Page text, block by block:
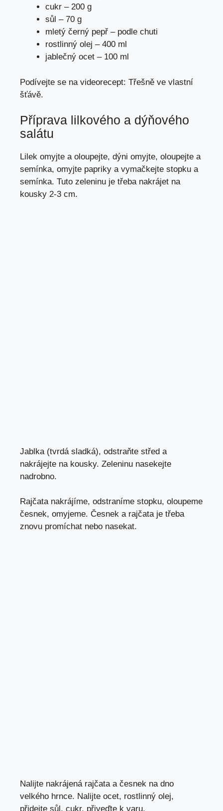
cukr – 200 g
sůl – 70 g
mletý černý pepř – podle chuti
rostlinný olej – 400 ml
jablečný ocet – 100 ml
Podívejte se na videorecept: Třešně ve vlastní
šťávě.
Příprava lilkového a dýňového
salátu
Lilek omyjte a oloupejte, dýni omyjte, oloupejte a
semínka, omyjte papriky a vymačkejte stopku a
semínka. Tuto zeleninu je třeba nakrájet na
kousky 2-3 cm.
Jablka (tvrdá sladká), odstraňte střed a
nakrájejte na kousky. Zeleninu nasekejte
nadrobno.
Rajčata nakrájíme, odstraníme stopku, oloupeme
česnek, omyjeme. Česnek a rajčata je třeba
znovu promíchat nebo nasekat.
Nalijte nakrájená rajčata a česnek na dno
velkého hrnce. Nalijte ocet, rostlinný olej,
přidejte sůl, cukr, přiveďte k varu.